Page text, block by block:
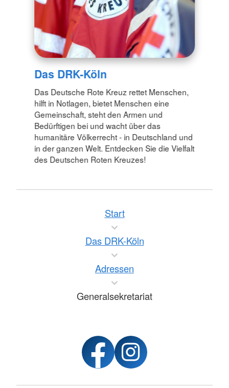
Das DRK-Köln
Das Deutsche Rote Kreuz rettet Menschen,
hilft in Notlagen, bietet Menschen eine
Gemeinschaft, steht den Armen und
Bedürftigen bei und wacht über das
humanitäre Völkerrecht - in Deutschland und
in der ganzen Welt. Entdecken Sie die Vielfalt
des Deutschen Roten Kreuzes!
Start
Das DRK-Köln
Adressen
Generalsekretariat